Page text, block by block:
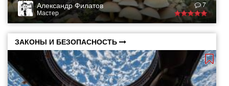
Александр Филатов
Мастер
7
ЗАКОНЫ И БЕЗОПАСНОСТЬ